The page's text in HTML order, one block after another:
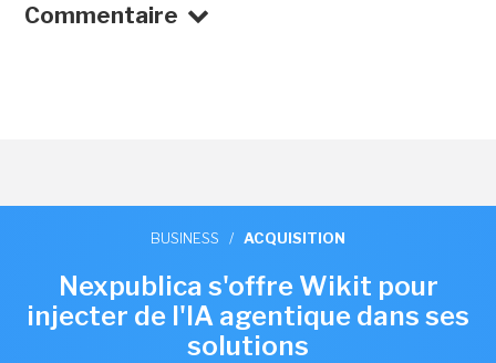
Commentaire
BUSINESS / ACQUISITION
Nexpublica s'offre Wikit pour
injecter de l'IA agentique dans ses
solutions